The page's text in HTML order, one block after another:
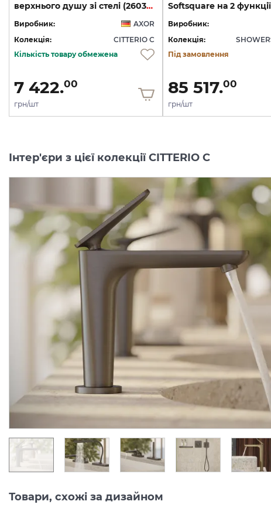
верхнього душу зі стелі (26039180)
Виробник:
AXOR
Колекція:
CITTERIO C
Кількість товару обмежена
7 422.00
грн/шт
Виробник:
Колекція:
Під замовлення
85 517.00
грн/шт
Інтер'єри з цієї колекції CITTERIO C
Змішувач Axor Citterio C
125 CoolStart для
AXOR
Колекція:
CITTERIO C
Під замовлення
24 289.00
Змішувач Axor Citterio C
125 CoolStart для
Виробник:
Колекція:
CITTERIO C
Під замовлення
34 007.
грн/шт
Товари, схожі за дизайном